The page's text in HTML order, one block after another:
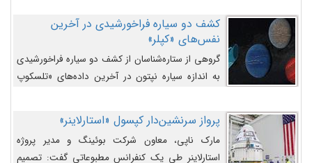
کشف دو سیاره فراخورشیدی در آخرین
نفس‌های «کپلر»
گروهی از ستاره‌شناسان از کشف دو سیاره فراخورشیدی
به اندازه سیاره نپتون در آخرین داده‌های «تلسکوپ
پرواز سرنشین‌دار کپسول «استارلاینر»
مارک ناپی، معاون شرکت بوئینگ و مدیر پروژه
استارلاینر طی یک کنفرانس مطبوعاتی گفت: تصمیم